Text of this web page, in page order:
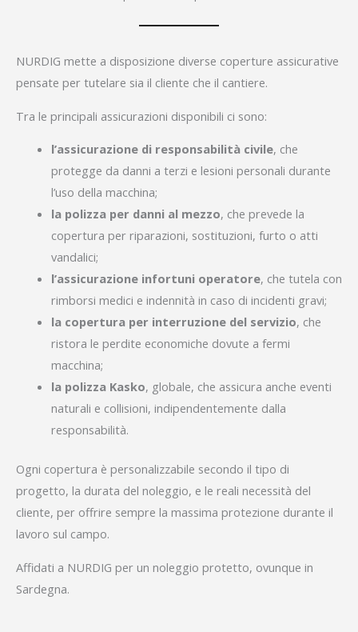
NURDIG mette a disposizione diverse coperture assicurative
pensate per tutelare sia il cliente che il cantiere.
Tra le principali assicurazioni disponibili ci sono:
l’assicurazione di responsabilità civile, che
protegge da danni a terzi e lesioni personali durante
l’uso della macchina;
la polizza per danni al mezzo, che prevede la
copertura per riparazioni, sostituzioni, furto o atti
vandalici;
l’assicurazione infortuni operatore, che tutela con
rimborsi medici e indennità in caso di incidenti gravi;
la copertura per interruzione del servizio, che
ristora le perdite economiche dovute a fermi
macchina;
la polizza Kasko, globale, che assicura anche eventi
naturali e collisioni, indipendentemente dalla
responsabilità.
Ogni copertura è personalizzabile secondo il tipo di
progetto, la durata del noleggio, e le reali necessità del
cliente, per offrire sempre la massima protezione durante il
lavoro sul campo.
Affidati a NURDIG per un noleggio protetto, ovunque in
Sardegna.